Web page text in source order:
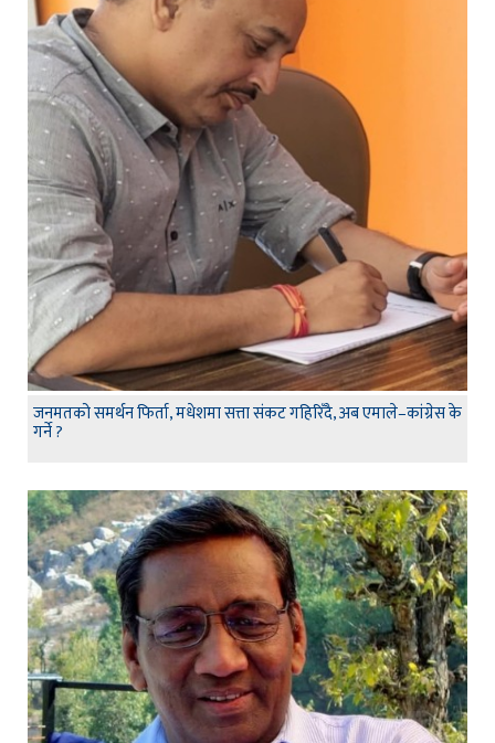
जनमतको समर्थन फिर्ता, मधेशमा सत्ता संकट गहिरिँदै, अब एमाले–कांग्रेस के
गर्ने ?